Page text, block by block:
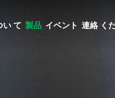
い て 製品 イベント 連絡 く